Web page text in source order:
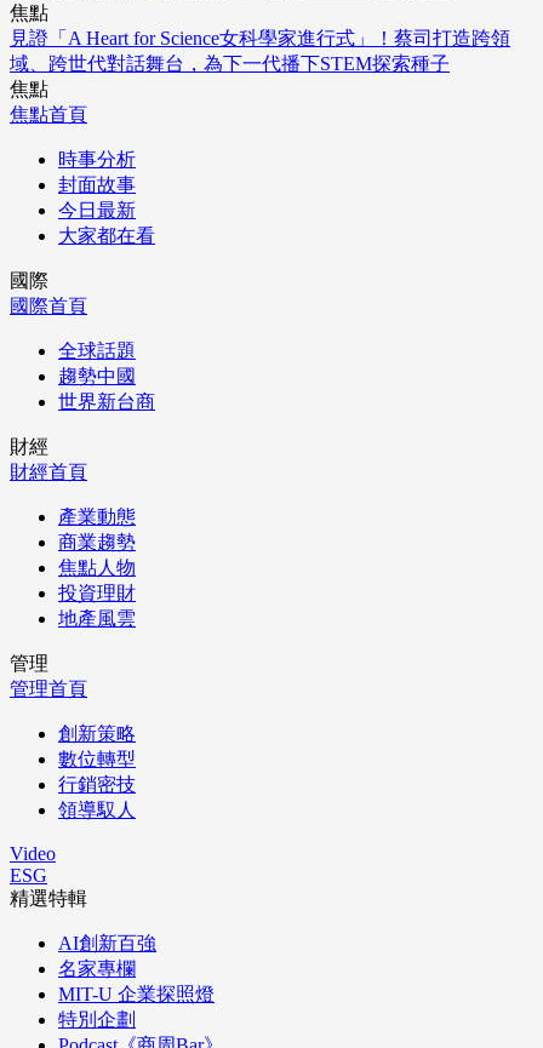
焦點
見證「A Heart for Science女科學家進行式」！蔡司打造跨領
域、跨世代對話舞台，為下一代播下STEM探索種子
焦點
焦點首頁
時事分析
封面故事
今日最新
大家都在看
國際
國際首頁
全球話題
趨勢中國
世界新台商
財經
財經首頁
產業動態
商業趨勢
焦點人物
投資理財
地產風雲
管理
管理首頁
創新策略
數位轉型
行銷密技
領導馭人
Video
ESG
精選特輯
AI創新百強
名家專欄
MIT-U 企業探照燈
特別企劃